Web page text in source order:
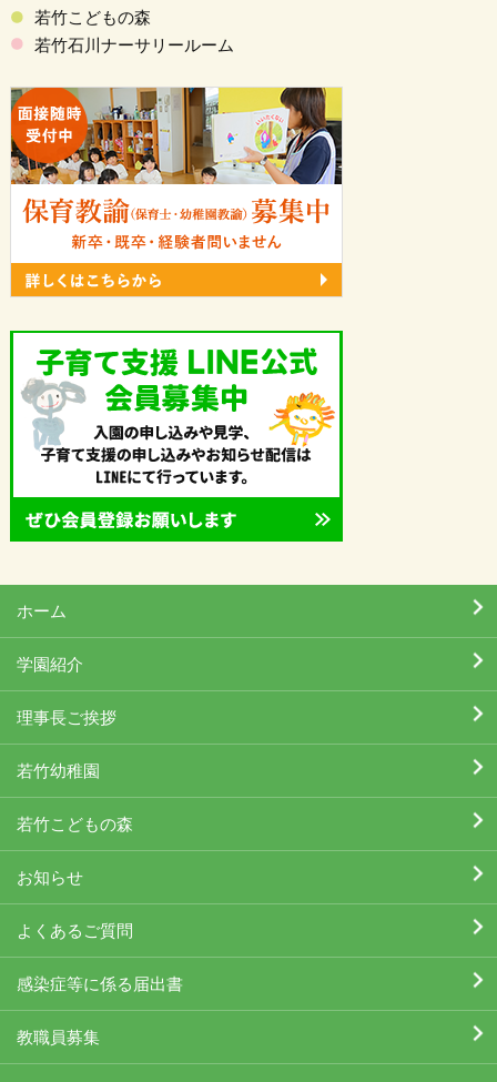
若竹こどもの森
若竹石川ナーサリールーム
ホーム
学園紹介
理事長ご挨拶
若竹幼稚園
若竹こどもの森
お知らせ
よくあるご質問
感染症等に係る届出書
教職員募集